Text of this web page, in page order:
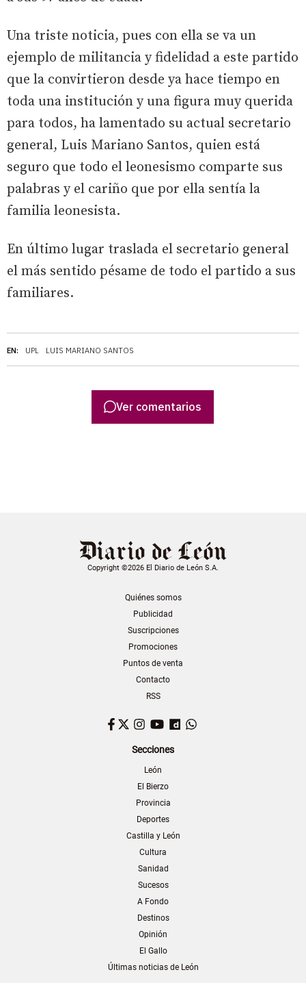
EN: UPL LUIS MARIANO SANTOS
Una triste noticia, pues con ella se va un
ejemplo de militancia y fidelidad a este partido
que la convirtieron desde ya hace tiempo en
toda una institución y una figura muy querida
para todos, ha lamentado su actual secretario
general, Luis Mariano Santos, quien está
seguro que todo el leonesismo comparte sus
palabras y el cariño que por ella sentía la
familia leonesista.
En último lugar traslada el secretario general
el más sentido pésame de todo el partido a sus
familiares.
Ver comentarios
Copyright ©2026 El Diario de León S.A.
Quiénes somos
Publicidad
Suscripciones
Promociones
Puntos de venta
Contacto
RSS
Facebook
TwitterInstagram
YouTubeDailymotion
Secciones
León
El Bierzo
Provincia
Deportes
Castilla y León
Cultura
Sanidad
Sucesos
A Fondo
Destinos
Opinión
El Gallo
Últimas noticias de León